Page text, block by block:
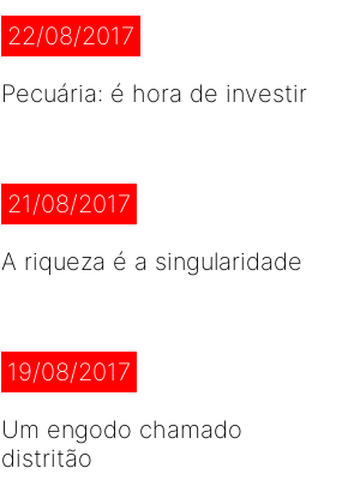
22/08/2017
Pecuária: é hora de investir
21/08/2017
A riqueza é a singularidade
19/08/2017
Um engodo chamado
distritão